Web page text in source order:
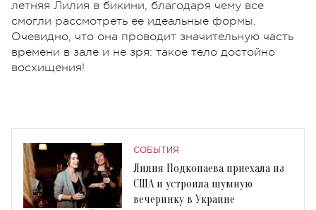
летняя Лилия в бикини, благодаря чему все
смогли рассмотреть ее идеальные формы.
Очевидно, что она проводит значительную часть
времени в зале и не зря: такое тело достойно
восхищения!
СОБЫТИЯ
Лилия Подкопаева приехала из
США и устроила шумную
вечеринку в Украине